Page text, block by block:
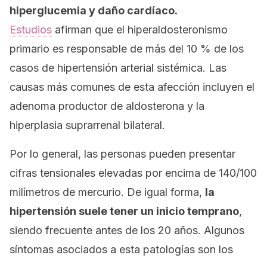
hiperglucemia y daño cardíaco.
Estudios afirman que el hiperaldosteronismo
primario es responsable de más del 10 % de los
casos de hipertensión arterial sistémica. Las
causas más comunes de esta afección incluyen el
adenoma productor de aldosterona y la
hiperplasia suprarrenal bilateral.
Por lo general, las personas pueden presentar
cifras tensionales elevadas por encima de 140/100
milímetros de mercurio. De igual forma, la
hipertensión suele tener un inicio temprano,
siendo frecuente antes de los 20 años. Algunos
síntomas asociados a esta patologías son los